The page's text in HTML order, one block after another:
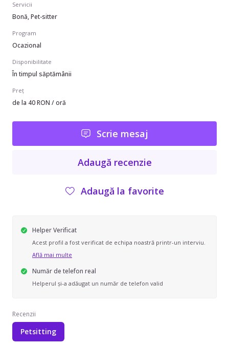
Servicii
Bonă, Pet-sitter
Program
Ocazional
Disponibilitate
În timpul săptămânii
Preț
de la 40 RON / oră
Scrie mesaj
Adaugă recenzie
Adaugă la favorite
Helper Verificat
Acest profil a fost verificat de echipa noastră printr-un interviu.
Află mai multe
Număr de telefon real
Helperul și-a adăugat un număr de telefon valid
Recenzii
Petsitting